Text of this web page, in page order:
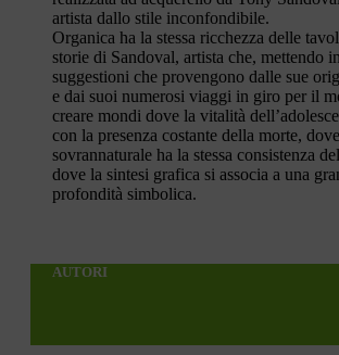
artista dallo stile inconfondibile.
Organica ha la stessa ricchezza delle
storie di Sandoval, artista che, mettendo
suggestioni che provengono dalle sue
e dai suoi numerosi viaggi in giro per il
creare mondi dove la vitalità
con la presenza costante della morte,
sovrannaturale ha la stessa consistenza
dove la sintesi grafica si associa a una
profondità simbolica.
AUTORI